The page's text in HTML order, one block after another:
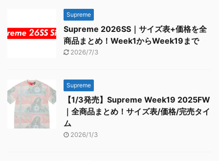
Supreme
Supreme 2026SS｜サイズ表+価格を全
商品まとめ！Week1からWeek19まで
2026/7/3
Supreme
【1/3発売】Supreme Week19 2025FW
｜全商品まとめ！サイズ表/価格/完売タイ
ム
2026/1/3